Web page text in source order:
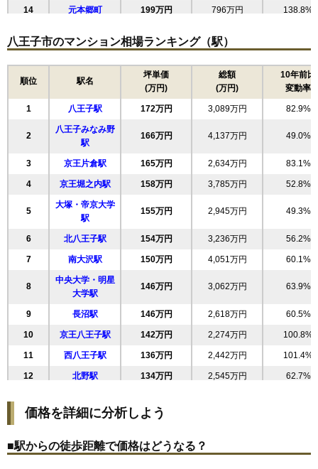
14 元本郷町 199万円 796万円 138.8%
16 本町 176万円 3,159万円 89.5%
174万円 3,132万円 65.4%
170万円 2,555万円 130.0%
19 松木 168万円 3,698万円 51.2%
20 堀之内 164万円 3,617万円 53.5%
24 高倉町 159万円 3,343万円 58.2%
25 山田町 157万円 944万円 99.6%
26 東浅川町 157万円 3,293万円 59.0%
みなみ野
並木町
29 大塚 154万円 2,932万円 56.6%
30 長沼町 153万円 2,761万円 56.8%
31 四谷町 150万円 600万円 158.1%
32 南大沢 150万円 4,187万円 63.8%
34 八幡町 147万円
35 上野町 146万円
八王子市のマンション相場ランキング（駅）
順位 駅名
坪単価
(万円)
総額
(万円)
10年前比
変動率
1 八王子駅 172万円 3,089万円 82.9%
2
八王子みなみ野
駅
166万円 4,137万円 49.0%
3 京王片倉駅 165万円 2,634万円 83.1%
4 京王堀之内駅 158万円 3,785万円 52.8%
5
大塚・帝京大学
駅
155万円 2,945万円 49.3%
6 北八王子駅 154万円 3,236万円 56.2%
7 南大沢駅 150万円 4,051万円 60.1%
8
中央大学・明星
大学駅
146万円 3,062万円 63.9%
9 長沼駅 146万円 2,618万円 60.5%
10 京王八王子駅 142万円 2,274万円 100.8%
11 西八王子駅 136万円 2,442万円 101.4%
12 北野駅 134万円 2,545万円 62.7%
14 片倉駅 115万円
15 高尾駅
価格を詳細に分析しよう
■駅からの徒歩距離で価格はどうなる？